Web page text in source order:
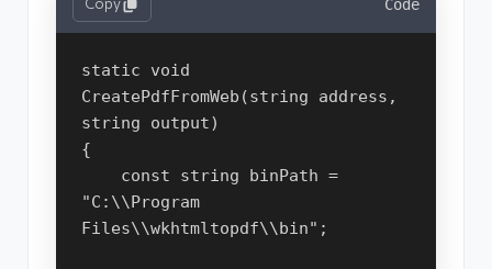
Code
Copy
static void
CreatePdfFromWeb(string address,
string output)
{
const string binPath =
"C:\\Program
Files\\wkhtmltopdf\\bin";